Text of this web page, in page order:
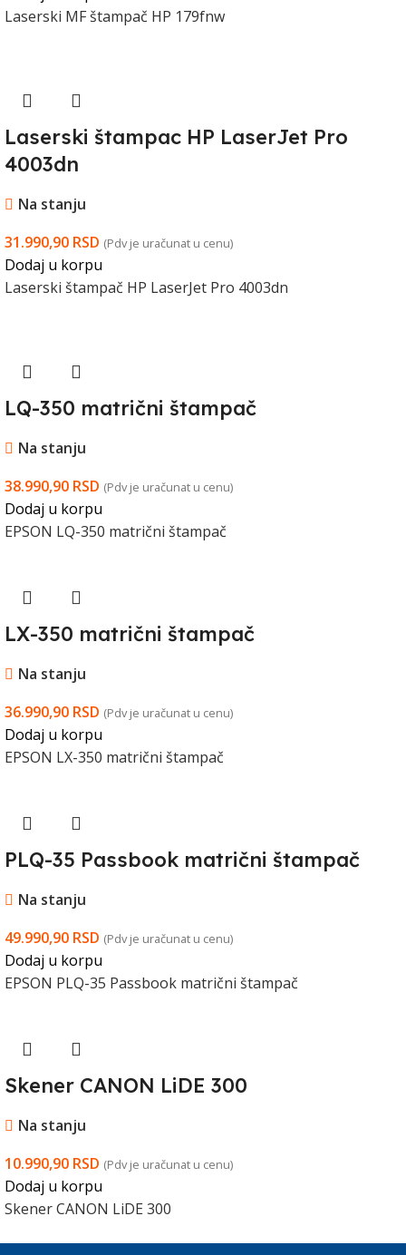
Laserski MF štampač HP 179fnw
Laserski štampac HP LaserJet Pro
4003dn
Na stanju
31.990,90 RSD (Pdv je uračunat u cenu)
Dodaj u korpu
Laserski štampač HP LaserJet Pro 4003dn
LQ-350 matrični štampač
Na stanju
38.990,90 RSD (Pdv je uračunat u cenu)
Dodaj u korpu
EPSON LQ-350 matrični štampač
LX-350 matrični štampač
Na stanju
36.990,90 RSD (Pdv je uračunat u cenu)
Dodaj u korpu
EPSON LX-350 matrični štampač
PLQ-35 Passbook matrični štampač
Na stanju
49.990,90 RSD (Pdv je uračunat u cenu)
Dodaj u korpu
EPSON PLQ-35 Passbook matrični štampač
Skener CANON LiDE 300
Na stanju
10.990,90 RSD (Pdv je uračunat u cenu)
Dodaj u korpu
Skener CANON LiDE 300